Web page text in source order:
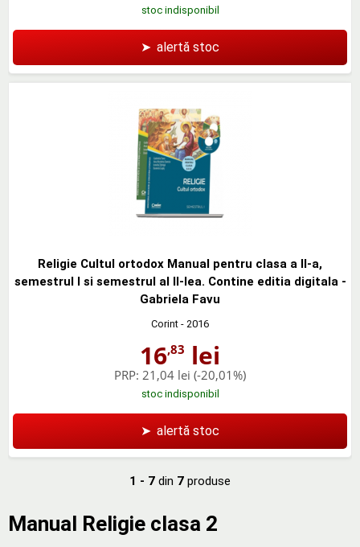
stoc indisponibil
➤ alertă stoc
Religie Cultul ortodox Manual pentru clasa a II-a,
semestrul I si semestrul al II-lea. Contine editia digitala -
Gabriela Favu
Corint - 2016
16,83 lei
PRP: 21,04 lei (-20,01%)
stoc indisponibil
➤ alertă stoc
1 - 7 din 7 produse
Manual Religie clasa 2